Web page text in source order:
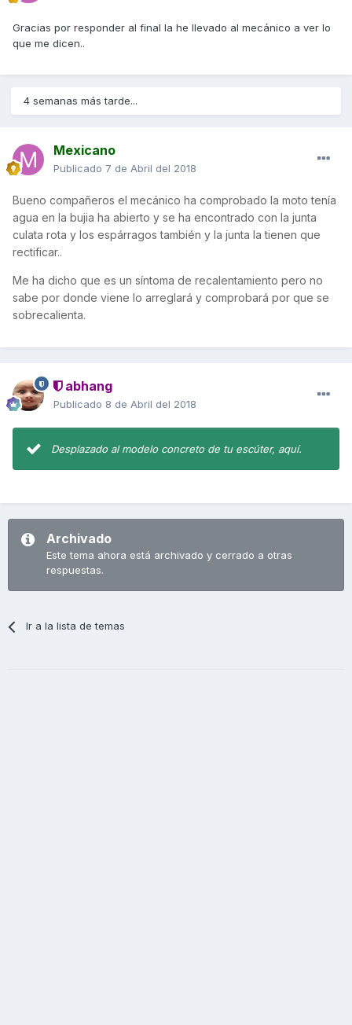
Gracias por responder al final la he llevado al mecánico a ver lo
que me dicen..
4 semanas más tarde...
Mexicano
Publicado 7 de Abril del 2018
Bueno compañeros el mecánico ha comprobado la moto tenía
agua en la bujia ha abierto y se ha encontrado con la junta
culata rota y los espárragos también y la junta la tienen que
rectificar..
Me ha dicho que es un síntoma de recalentamiento pero no
sabe por donde viene lo arreglará y comprobará por que se
sobrecalienta.
abhang
Publicado 8 de Abril del 2018
Desplazado al modelo concreto de tu escúter, aquí.
Archivado
Este tema ahora está archivado y cerrado a otras
respuestas.
Ir a la lista de temas